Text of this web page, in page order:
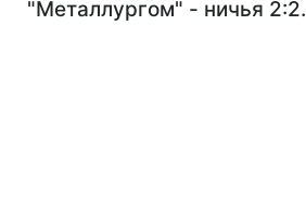
"Металлургом" - ничья 2:2.